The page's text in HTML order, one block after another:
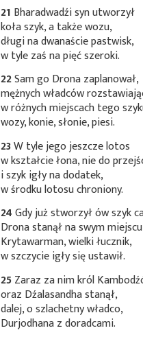
21 Bharadwadźi syn utworzył
koła szyk, a także wozu,
długi na dwanaście pastwisk,
w tyle zaś na pięć szeroki.
22Sam go Drona zaplanował,
mężnych władców
w różnych miejscach tego
wozy, konie, słonie, piesi.
23W tyle jego jeszcze lotos
w kształcie łona, nie do
i szyk igły na dodatek,
w środku lotosu chroniony.
24Gdy już stworzył ów szyk
Drona stanął na swym
Krytawarman, wielki łucznik,
w szczycie igły się ustawił.
25Zaraz za nim król
oraz Dźalasandha stanął,
dalej, o szlachetny władco,
Durjodhana z doradcami.